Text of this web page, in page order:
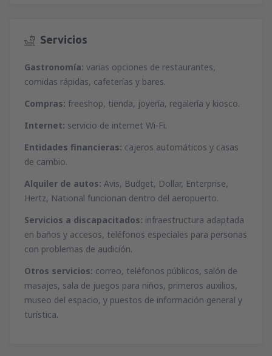
Servicios
Gastronomía: varias opciones de restaurantes,
comidas rápidas, cafeterías y bares.
Compras: freeshop, tienda, joyería, regalería y kiosco.
Internet: servicio de internet Wi-Fi.
Entidades financieras: cajeros automáticos y casas
de cambio.
Alquiler de autos: Avis, Budget, Dollar, Enterprise,
Hertz, National funcionan dentro del aeropuerto.
Servicios a discapacitados: infraestructura adaptada
en baños y accesos, teléfonos especiales para personas
con problemas de audición.
Otros servicios: correo, teléfonos públicos, salón de
masajes, sala de juegos para niños, primeros auxilios,
museo del espacio, y puestos de información general y
turística.